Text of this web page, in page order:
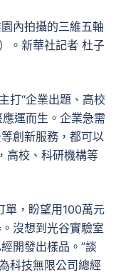
內拍攝的三維五軸
。新華社記者 杜子
打“企業出題、高校
應運而生。企業急需
創新服務，都可以
高校、科研機構等
單，盼望用100萬元
沒想到光谷實驗室
開發出樣品。”談
科技無限公司總經